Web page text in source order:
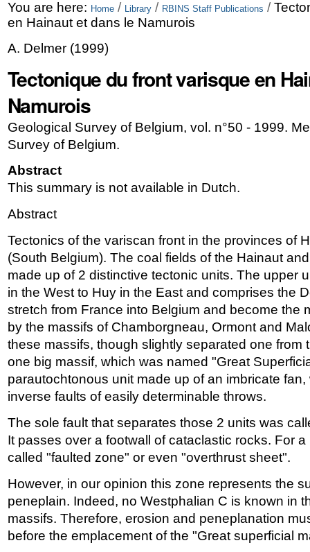
Skip
to
content.
|
Skip
to
navigation
Personal
tools
You are here: Home / Library / RBINS Staff Publications /
en Hainaut et dans le Namurois
A. Delmer(1999)
Tectonique du front varisque en
Namurois
Geological Survey of Belgium, vol. n°50 - 1999.
Survey of Belgium.
Abstract
This summary is not available in Dutch.
Abstract
Tectonics of the variscan front in the provinces of
(South Belgium). The coal fields of the Hainaut
made up of 2 distinctive tectonic units. The upper
in the West to Huy in the East and comprises the
stretch from France into Belgium and become the
by the massifs of Chamborgneau, Ormont and
these massifs, though slightly separated one from
one big massif, which was named "Great
parautochtonous unit made up of an imbricate
inverse faults of easily determinable throws.
The sole fault that separates those 2 units was
It passes over a footwall of cataclastic rocks. For
called "faulted zone" or even "overthrust sheet".
However, in our opinion this zone represents the
peneplain. Indeed, no Westphalian C is known in
massifs. Therefore, erosion and peneplanation
before the emplacement of the "Great superficial